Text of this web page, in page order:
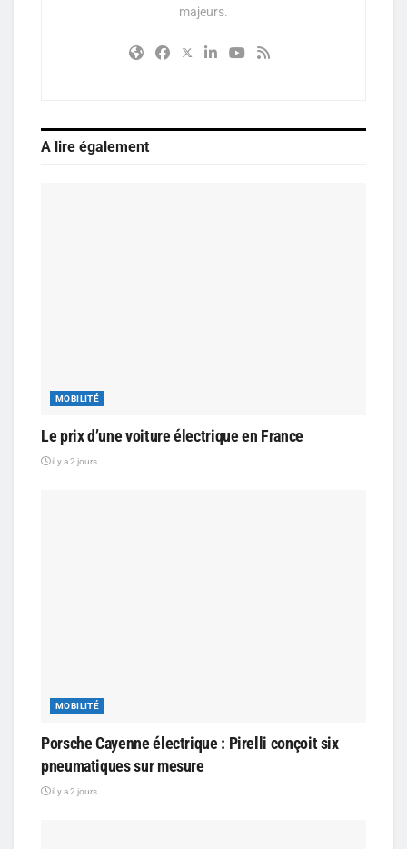
majeurs.
A lire également
MOBILITÉ
Le prix d’une voiture électrique en France
il y a 2 jours
MOBILITÉ
Porsche Cayenne électrique : Pirelli conçoit six
pneumatiques sur mesure
il y a 2 jours